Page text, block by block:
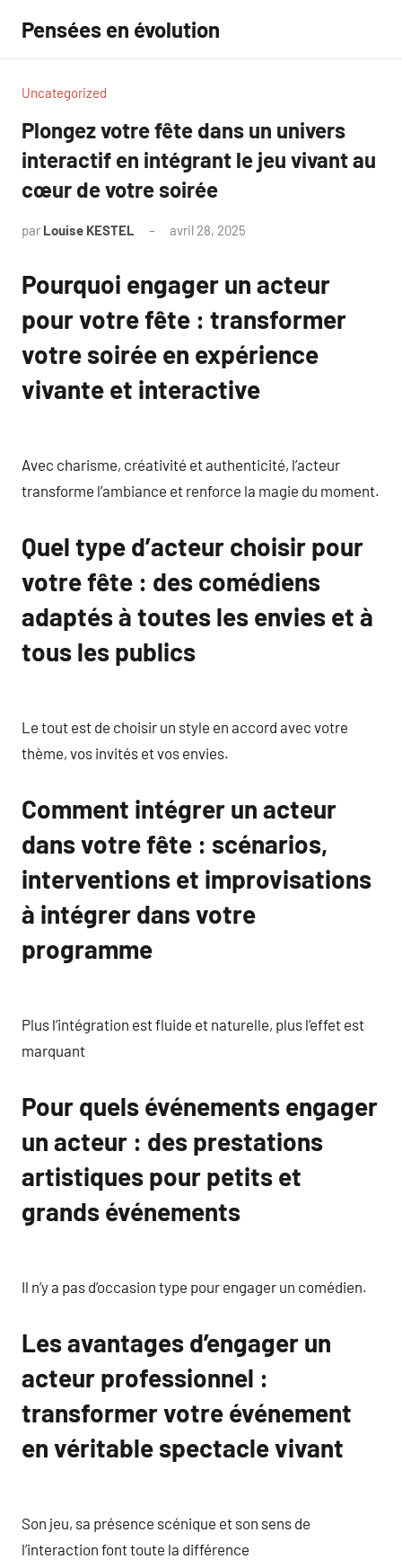
contenu
Pensées en évolution
Uncategorized
Plongez votre fête dans un univers
interactif en intégrant le jeu vivant au
cœur de votre soirée
par Louise KESTEL avril 28, 2025
Pourquoi engager un acteur
pour votre fête : transformer
votre soirée en expérience
vivante et interactive
Avec charisme, créativité et authenticité, l’acteur
transforme l’ambiance et renforce la magie du moment.
Quel type d’acteur choisir pour
votre fête : des comédiens
adaptés à toutes les envies et à
tous les publics
Le tout est de choisir un style en accord avec votre
thème, vos invités et vos envies.
Comment intégrer un acteur
dans votre fête : scénarios,
interventions et improvisations
à intégrer dans votre
programme
Plus l’intégration est fluide et naturelle, plus l’effet est
marquant
Pour quels événements engager
un acteur : des prestations
artistiques pour petits et
grands événements
Il n’y a pas d’occasion type pour engager un comédien.
Les avantages d’engager un
acteur professionnel :
transformer votre événement
en véritable spectacle vivant
Son jeu, sa présence scénique et son sens de
l’interaction font toute la différence